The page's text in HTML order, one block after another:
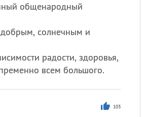
общенародный
добрым, солнечным и
радости, здоровья,
всем большого.
103